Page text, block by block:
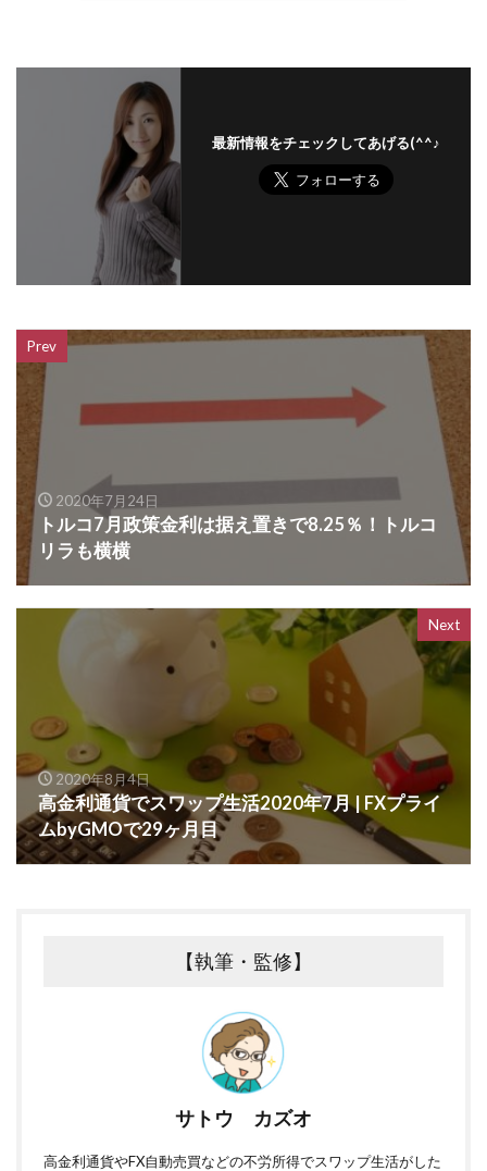
最新情報をチェックしてあげる(^^♪
Prev
2020年7月24日
トルコ7月政策金利は据え置きで8.25％！トルコ
リラも横横
Next
2020年8月4日
高金利通貨でスワップ生活2020年7月 | FXプライ
ムbyGMOで29ヶ月目
【執筆・監修】
サトウ カズオ
高金利通貨やFX自動売買などの不労所得でスワップ生活がした